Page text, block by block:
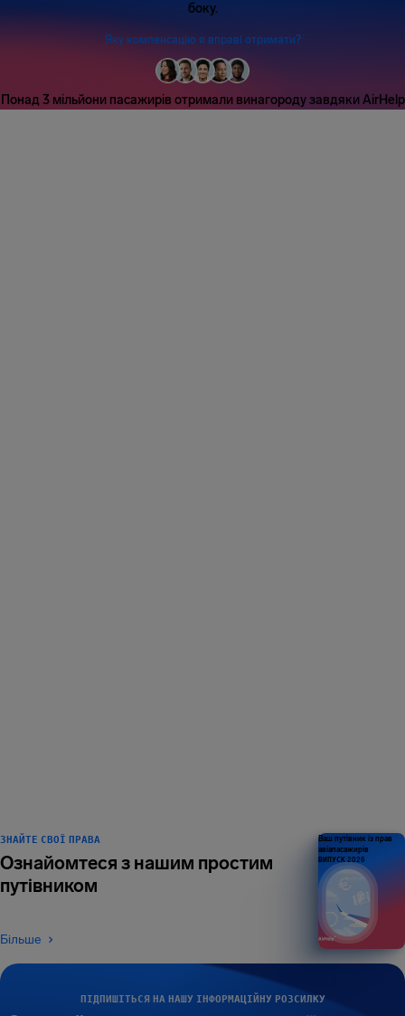
боку.
Яку компенсацію я вправі отримати?
Понад 3 мільйони пасажирів отримали винагороду завдяки AirHelp
ПІДПИШІТЬСЯ НА НАШУ ІНФОРМАЦІЙНУ РОЗСИЛКУ
ЗНАЙТЕ СВОЇ ПРАВА
Ознайомтеся з нашим простим
путівником
Більше
Ваш путівник із прав
авіапасажирів
ВИПУСК 2026